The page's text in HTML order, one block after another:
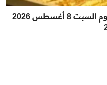
عاجل| انخفاض أسعار الذهب اليوم السبت 8 أغسطس 2026